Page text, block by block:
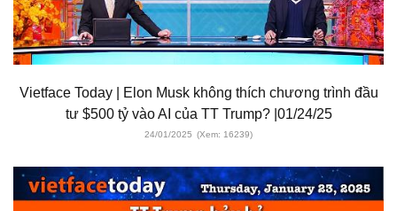
Vietface Today | Elon Musk không thích chương trình đầu
tư $500 tỷ vào AI của TT Trump? |01/24/25
24/01/2025 (Xem: 16239)